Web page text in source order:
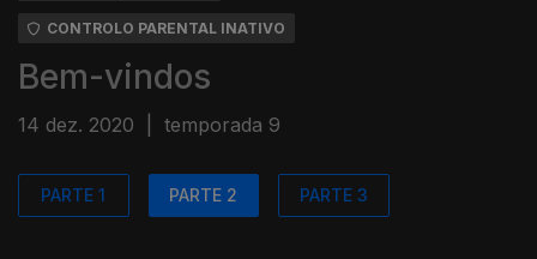
CONTROLO PARENTAL INATIVO
Bem-vindos
14 dez. 2020 temporada 9
PARTE 1 PARTE 2 PARTE 3